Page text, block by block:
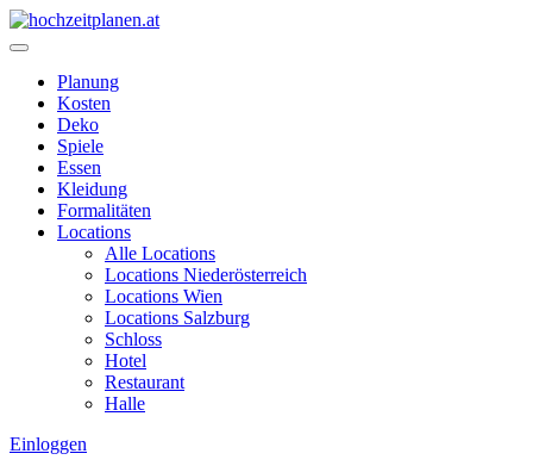
Planung
Kosten
Deko
Spiele
Essen
Kleidung
Formalitäten
Locations
Alle Locations
Locations Niederösterreich
Locations Wien
Locations Salzburg
Schloss
Hotel
Restaurant
Halle
Einloggen